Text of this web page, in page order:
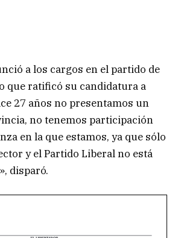
a los cargos en el partido de
que ratificó su candidatura a
27 años no presentamos un
no tenemos participación
en la que estamos, ya que sólo
y el Partido Liberal no está
disparó.